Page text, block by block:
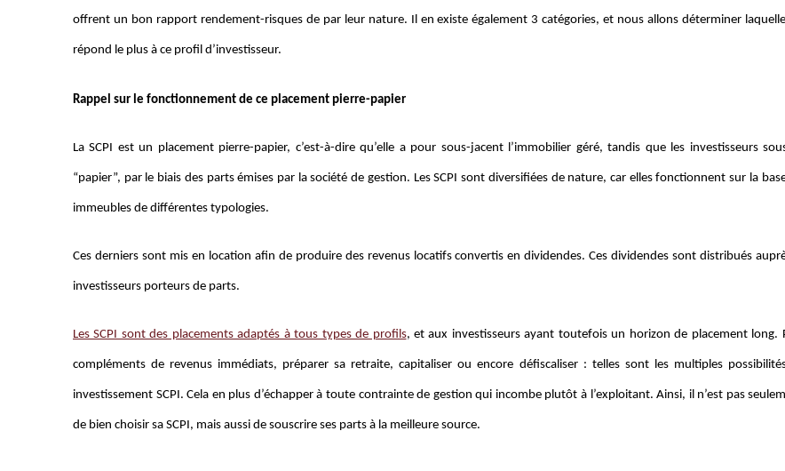
offrent un bon rapport rendement-risques de par leur nature. Il en existe également 3 catégories, et nous allons déterminer laquelle
répond le plus à ce profil d’investisseur.
Rappel sur le fonctionnement de ce placement pierre-papier
La SCPI est un placement pierre-papier, c’est-à-dire qu’elle a pour sous-jacent l’immobilier géré, tandis que les investisseurs
“papier”, par le biais des parts émises par la société de gestion. Les SCPI sont diversifiées de nature, car elles fonctionnent sur la
immeubles de différentes typologies.
Ces derniers sont mis en location afin de produire des revenus locatifs convertis en dividendes. Ces dividendes sont distribués
investisseurs porteurs de parts.
Les SCPI sont des placements adaptés à tous types de profils, et aux investisseurs ayant toutefois un horizon de placement long.
compléments de revenus immédiats, préparer sa retraite, capitaliser ou encore défiscaliser : telles sont les multiples
investissement SCPI. Cela en plus d’échapper à toute contrainte de gestion qui incombe plutôt à l’exploitant. Ainsi, il n’est pas
de bien choisir sa SCPI, mais aussi de souscrire ses parts à la meilleure source.